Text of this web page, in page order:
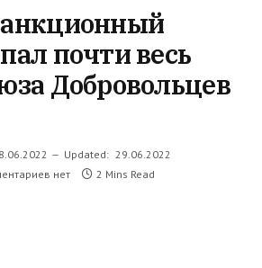
почти весь
Добровольцев
Updated: 29.06.2022
нет 2 Mins Read